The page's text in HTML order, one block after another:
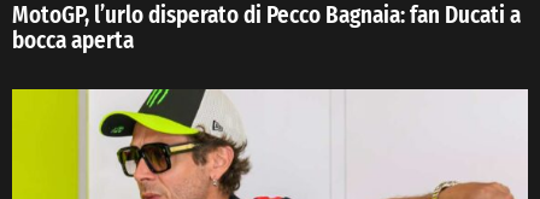
MotoGP, l’urlo disperato di Pecco Bagnaia: fan Ducati a
bocca aperta